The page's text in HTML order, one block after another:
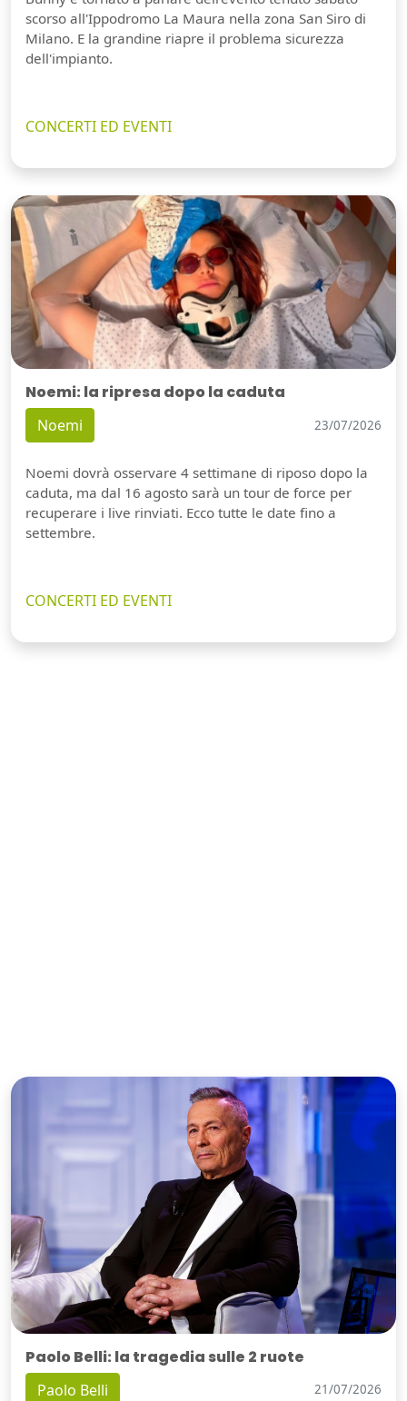
scorso all'Ippodromo La Maura nella zona San Siro di
Milano. E la grandine riapre il problema sicurezza
dell'impianto.
CONCERTI ED EVENTI
Noemi: la ripresa dopo la caduta
Noemi 23/07/2026
Noemi dovrà osservare 4 settimane di riposo dopo la
caduta, ma dal 16 agosto sarà un tour de force per
recuperare i live rinviati. Ecco tutte le date fino a
settembre.
CONCERTI ED EVENTI
Paolo Belli: la tragedia sulle 2 ruote
Paolo Belli 21/07/2026